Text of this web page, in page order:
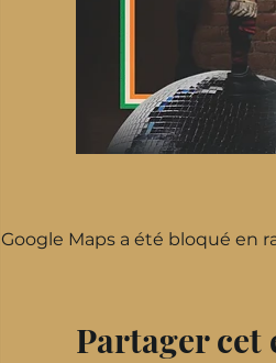
Google Maps a été bloqué en
Partager cet